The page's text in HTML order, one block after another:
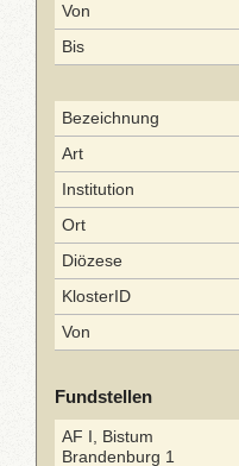
Von
Bis
Bezeichnung
Art
Institution
Ort
Diözese
KlosterID
Von
Fundstellen
AF I, Bistum
Brandenburg 1